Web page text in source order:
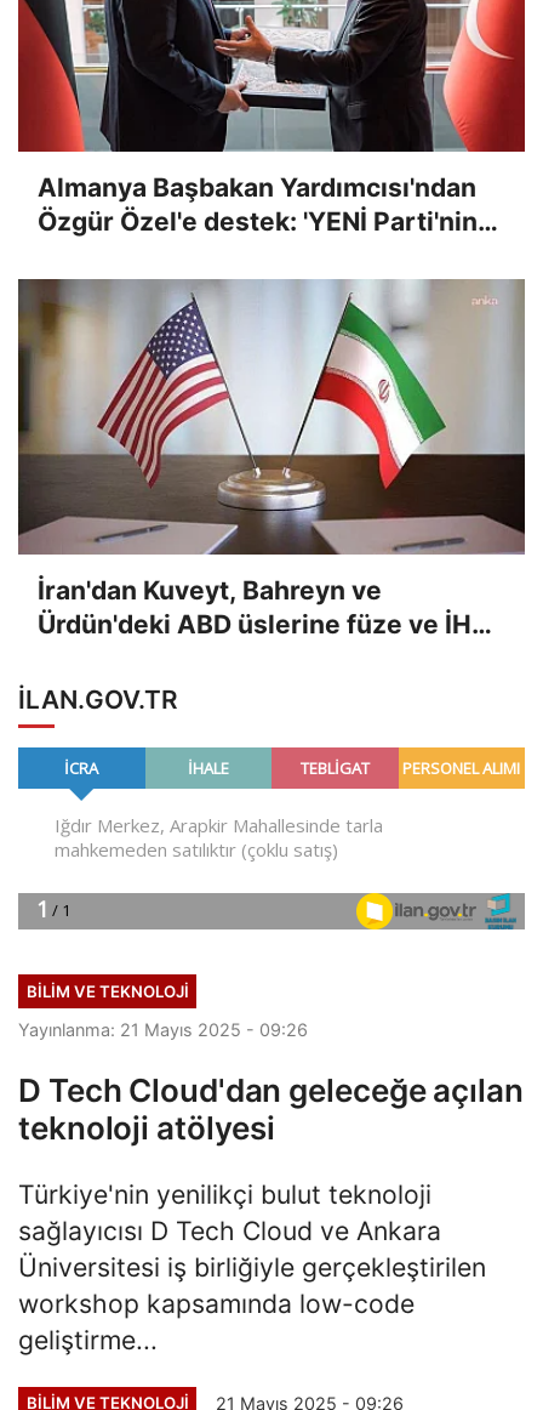
Almanya Başbakan Yardımcısı'ndan
Özgür Özel'e destek: 'YENİ Parti'nin
tar...
İran'dan Kuveyt, Bahreyn ve
Ürdün'deki ABD üslerine füze ve İHA
ILAN.GOV.TR
BILIM VE TEKNOLOJI
Yayınlanma: 21 Mayıs 2025 - 09:26
D Tech Cloud'dan geleceğe açılan
teknoloji atölyesi
Türkiye'nin yenilikçi bulut teknoloji
sağlayıcısı D Tech Cloud ve Ankara
Üniversitesi iş birliğiyle gerçekleştirilen
workshop kapsamında low-code
geliştirme...
BILIM VE TEKNOLOJI 21 Mayıs 2025 - 09:26